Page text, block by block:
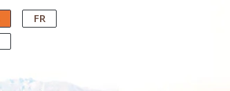
FR